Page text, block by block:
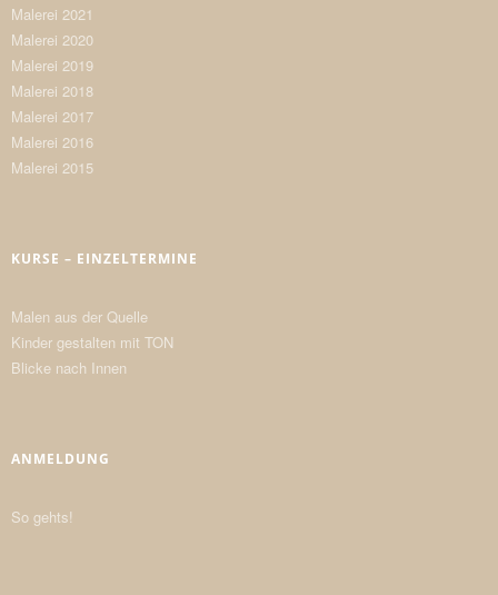
Malerei 2021
Malerei 2020
Malerei 2019
Malerei 2018
Malerei 2017
Malerei 2016
Malerei 2015
KURSE – EINZELTERMINE
Malen aus der Quelle
Kinder gestalten mit TON
Blicke nach Innen
ANMELDUNG
So gehts!